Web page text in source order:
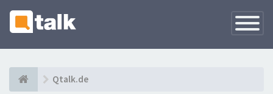
Qtalk.de